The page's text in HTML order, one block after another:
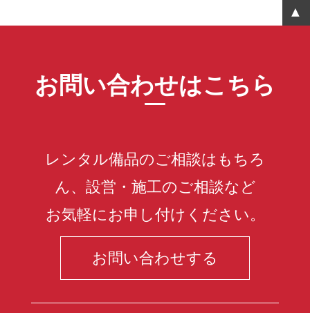
お問い合わせはこちら
レンタル備品のご相談はもちろ
ん、設営・施工のご相談など
お気軽にお申し付けください。
お問い合わせする